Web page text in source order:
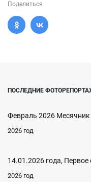
Поделиться
ПОСЛЕДНИЕ
Февраль 2026 Месячник
2026 год
14.01.2026 года, Первое
2026 год